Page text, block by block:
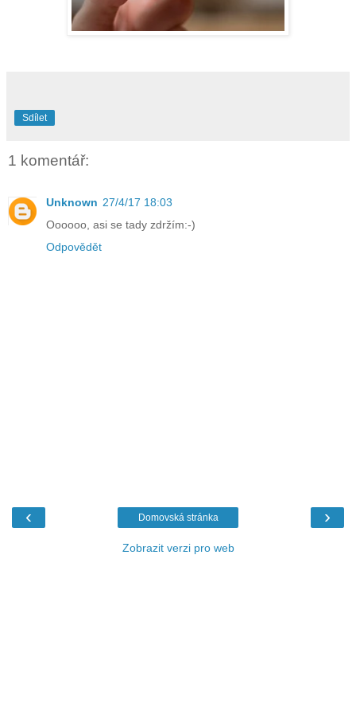
Sdílet
1 komentář:
Unknown 27/4/17 18:03
Oooooo, asi se tady zdržím:-)
Odpovědět
‹ ›
Domovská stránka
Zobrazit verzi pro web